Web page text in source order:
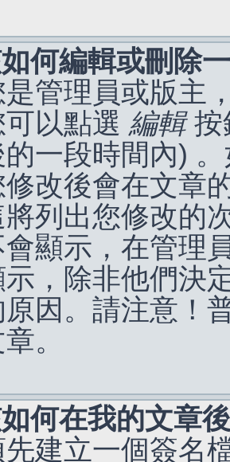
何編輯或刪除
是管理員或版主
以點選 編輯按
一段時間內)
改後會在文章
列出您修改的
顯示，在管理
，除非他們決
因。請注意！
。
何在我的文章
建立一個簽名